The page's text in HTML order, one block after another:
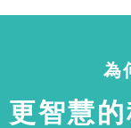
為
更智慧